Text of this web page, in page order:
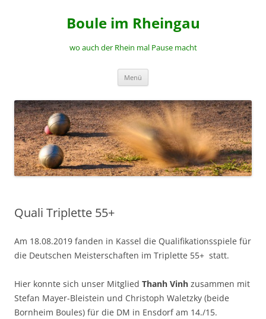
Boule im Rheingau
wo auch der Rhein mal Pause macht
Menü
Quali Triplette 55+
Am 18.08.2019 fanden in Kassel die Qualifikationsspiele für
die Deutschen Meisterschaften im Triplette 55+ statt.
Hier konnte sich unser Mitglied Thanh Vinh zusammen mit
Stefan Mayer-Bleistein und Christoph Waletzky (beide
Bornheim Boules) für die DM in Ensdorf am 14./15.